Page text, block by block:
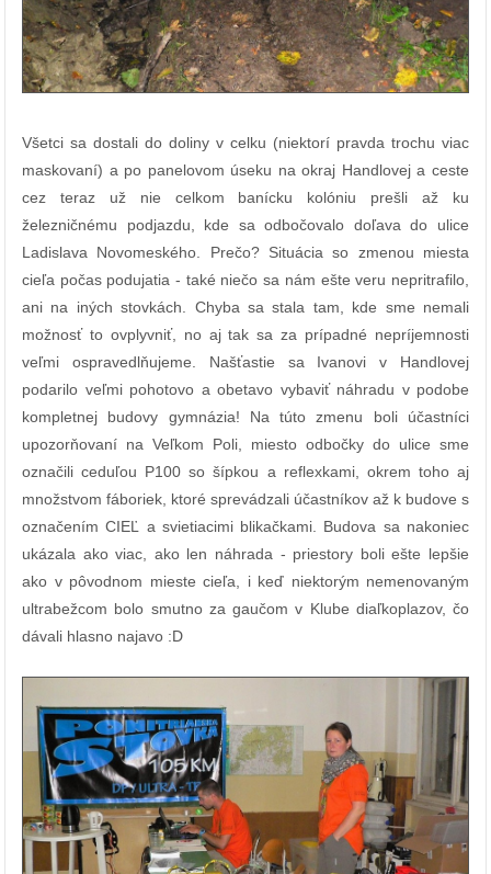
Všetci sa dostali do doliny v celku (niektorí pravda trochu viac
maskovaní) a po panelovom úseku na okraj Handlovej a ceste
cez teraz už nie celkom banícku kolóniu prešli až ku
železničnému podjazdu, kde sa odbočovalo doľava do ulice
Ladislava Novomeského. Prečo? Situácia so zmenou miesta
cieľa počas podujatia - také niečo sa nám ešte veru nepritrafilo,
ani na iných stovkách. Chyba sa stala tam, kde sme nemali
možnosť to ovplyvniť, no aj tak sa za prípadné nepríjemnosti
veľmi ospravedlňujeme. Našťastie sa Ivanovi v Handlovej
podarilo veľmi pohotovo a obetavo vybaviť náhradu v podobe
kompletnej budovy gymnázia! Na túto zmenu boli účastníci
upozorňovaní na Veľkom Poli, miesto odbočky do ulice sme
označili ceduľou P100 so šípkou a reflexkami, okrem toho aj
množstvom fáboriek, ktoré sprevádzali účastníkov až k budove s
označením CIEĽ a svietiacimi blikačkami. Budova sa nakoniec
ukázala ako viac, ako len náhrada - priestory boli ešte lepšie
ako v pôvodnom mieste cieľa, i keď niektorým nemenovaným
ultrabežcom bolo smutno za gaučom v Klube diaľkoplazov, čo
dávali hlasno najavo :D